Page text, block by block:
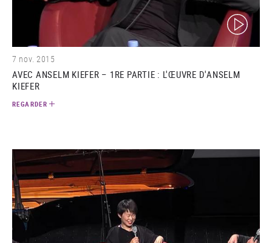
(video)
7 nov. 2015
AVEC ANSELM KIEFER – 1RE PARTIE : L'ŒUVRE D'ANSELM
KIEFER
REGARDER